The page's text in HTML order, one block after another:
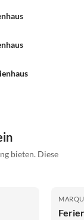
bieten. Diese